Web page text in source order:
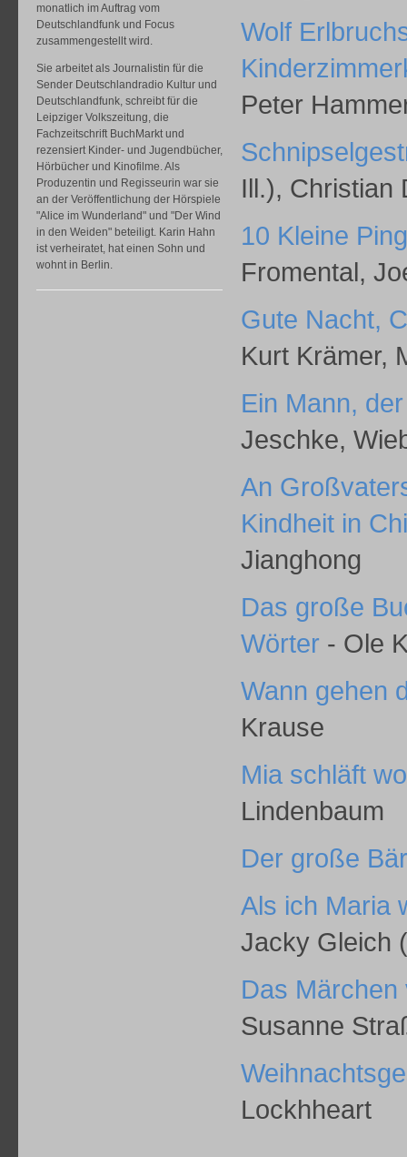
monatlich im Auftrag vom
Deutschlandfunk und Focus
zusammengestellt wird.
Sie arbeitet als Journalistin für die
Sender Deutschlandradio Kultur und
Deutschlandfunk, schreibt für die
Leipziger Volkszeitung, die
Fachzeitschrift BuchMarkt und
rezensiert Kinder- und Jugendbücher,
Hörbücher und Kinofilme. Als
Produzentin und Regisseurin war sie
an der Veröffentlichung der Hörspiele
"Alice im Wunderland" und "Der Wind
in den Weiden" beteiligt. Karin Hahn
ist verheiratet, hat einen Sohn und
wohnt in Berlin.
Wolf
Peter
Ill.), Christian
10 Kleine
Fromental,
Gute Nacht,
Kurt Krämer,
Ein Mann,
Jeschke,
An
Kindheit in
Jianghong
Das große
Wörter - Ole
Wann gehen
Krause
Mia schläft
Lindenbaum
Der große Bär
Als ich Maria
Jacky Gleich
Das
Susanne
Lockhheart